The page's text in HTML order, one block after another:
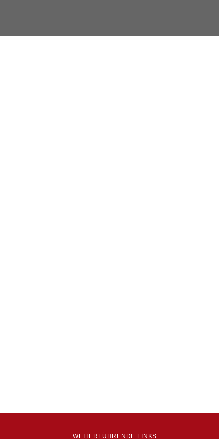
WEITERFÜHRENDE LINKS